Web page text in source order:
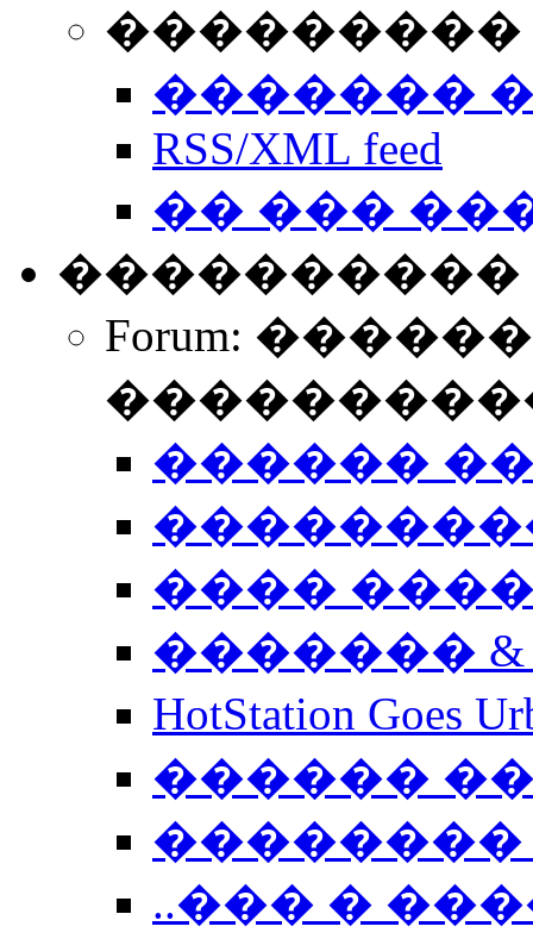
���������
�������
RSS/XML feed
�� ���
����������
Forum:
������
����
�������
HotStation
������
��������
..��� �